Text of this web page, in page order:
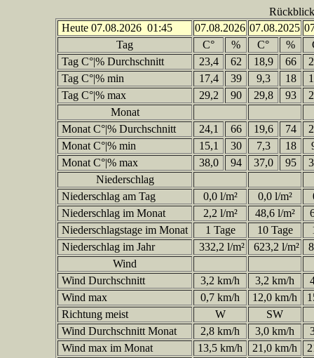
Heute 07.08.2026 01:45
07.08.2026 07.08.2025
Tag
C° % C° %
Tag C°|% Durchschnitt
23,4 62 18,9 66
Tag C°|% min
17,4 39 9,3 18
Tag C°|% max
29,2 90 29,8 93
Monat
Monat C°|% Durchschnitt
24,1 66 19,6 74
Monat C°|% min
15,1 30 7,3 18
Monat C°|% max
38,0 94 37,0 95
Niederschlag
Niederschlag am Tag
0,0 l/m² 0,0 l/m²
Niederschlag im Monat
2,2 l/m² 48,6 l/m²
Niederschlagstage im Monat
1 Tage 10 Tage
Niederschlag im Jahr
332,2 l/m² 623,2 l/m²
Wind
Wind Durchschnitt
3,2 km/h 3,2 km/h
Wind max
0,7 km/h 12,0 km/h
Richtung meist
W
SW
Wind Durchschnitt Monat
2,8 km/h 3,0 km/h
Wind max im Monat
13,5 km/h 21,0 km/h